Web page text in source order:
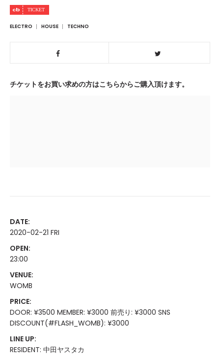
ELECTRO HOUSE TECHNO
チケットをお買い求めの方はこちらからご購入頂けます。
DATE:
2020-02-21 FRI
OPEN:
23:00
VENUE:
WOMB
PRICE:
DOOR: ¥3500 MEMBER: ¥3000 前売り: ¥3000 SNS
DISCOUNT(#FLASH_WOMB): ¥3000
LINE UP:
RESIDENT: 中田ヤスタカ